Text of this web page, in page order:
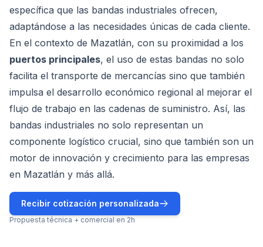
específica que las bandas industriales ofrecen,
adaptándose a las necesidades únicas de cada cliente.
En el contexto de Mazatlán, con su proximidad a los
puertos principales, el uso de estas bandas no solo
facilita el transporte de mercancías sino que también
impulsa el desarrollo económico regional al mejorar el
flujo de trabajo en las cadenas de suministro. Así, las
bandas industriales no solo representan un
componente logístico crucial, sino que también son un
motor de innovación y crecimiento para las empresas
en Mazatlán y más allá.
Recibir cotización personalizada
Propuesta técnica + comercial en 2h